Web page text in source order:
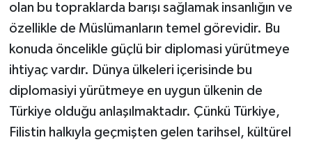
olan bu topraklarda barışı sağlamak insanlığın ve
özellikle de Müslümanların temel görevidir. Bu
konuda öncelikle güçlü bir diplomasi yürütmeye
ihtiyaç vardır. Dünya ülkeleri içerisinde bu
diplomasiyi yürütmeye en uygun ülkenin de
Türkiye olduğu anlaşılmaktadır. Çünkü Türkiye,
Filistin halkıyla geçmişten gelen tarihsel, kültürel